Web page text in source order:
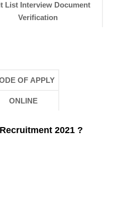
List Interview Document
Verification
OF APPLY
ONLINE
2021 ?